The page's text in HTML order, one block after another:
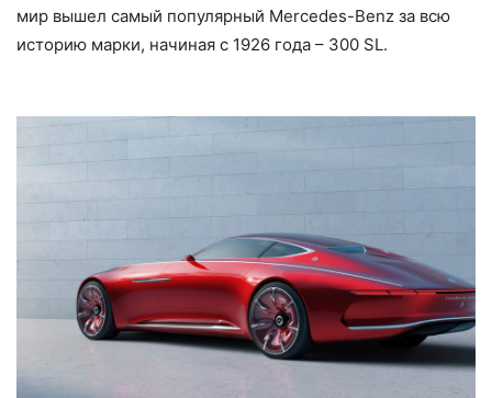
мир вышел самый популярный Mercedes-Benz за всю
историю марки, начиная с 1926 года – 300 SL.